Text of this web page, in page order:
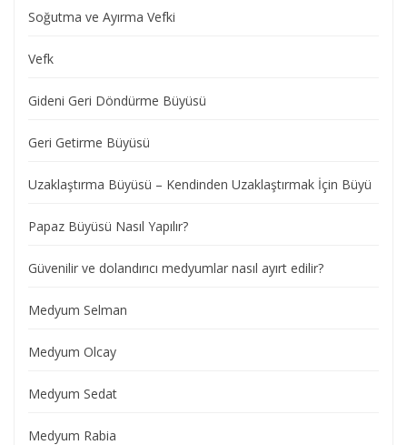
Soğutma ve Ayırma Vefki
Vefk
Gideni Geri Döndürme Büyüsü
Geri Getirme Büyüsü
Uzaklaştırma Büyüsü – Kendinden Uzaklaştırmak İçin Büyü
Papaz Büyüsü Nasıl Yapılır?
Güvenilir ve dolandırıcı medyumlar nasıl ayırt edilir?
Medyum Selman
Medyum Olcay
Medyum Sedat
Medyum Rabia